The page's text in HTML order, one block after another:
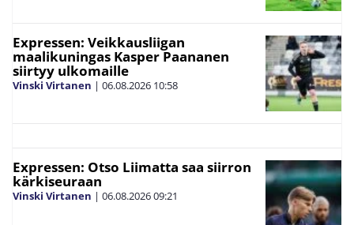
Expressen: Veikkausliigan
maalikuningas Kasper Paananen
siirtyy ulkomaille
Vinski Virtanen | 06.08.2026 10:58
Expressen: Otso Liimatta saa siirron
kärkiseuraan
Vinski Virtanen | 06.08.202609:21